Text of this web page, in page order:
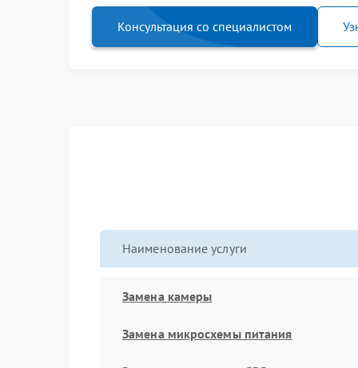
Консультация со специалистом
Наименование услуги
Замена камеры
Замена микросхемы питания